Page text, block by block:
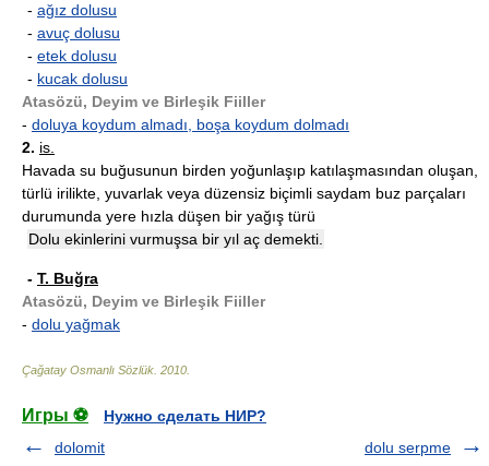
- ağız dolusu
- avuç dolusu
- etek dolusu
- kucak dolusu
Atasözü, Deyim ve Birleşik Fiiller
- doluya koydum almadı, boşa koydum dolmadı
2. is.
Havada su buğusunun birden yoğunlaşıp katılaşmasından oluşan,
türlü irilikte, yuvarlak veya düzensiz biçimli saydam buz parçaları
durumunda yere hızla düşen bir yağış türü
Dolu ekinlerini vurmuşsa bir yıl aç demekti.
- T. Buğra
Atasözü, Deyim ve Birleşik Fiiller
- dolu yağmak
Çağatay Osmanlı Sözlük 2010
Игры ⚽
Нужно сделать НИР?
dolomit
dolu serpme